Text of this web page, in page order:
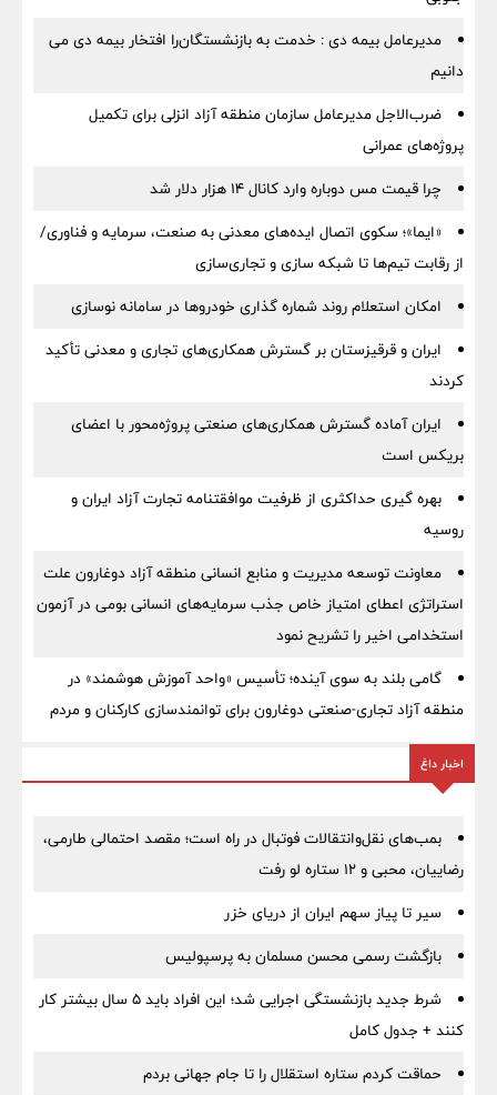
مدیرعامل بیمه دی : خدمت به بازنشستگان‌را افتخار بیمه دی می
دانیم
ضرب‌الاجل مدیرعامل سازمان منطقه آزاد انزلی برای تكمیل
پروژه‌های عمرانی
چرا قیمت مس دوباره وارد کانال ۱۴ هزار دلار شد
«ایما»؛ سکوی اتصال ایده‌های معدنی به صنعت، سرمایه و فناوری/
از رقابت تیم‌ها تا شبکه سازی و تجاری‌سازی
امکان استعلام روند شماره گذاری خودروها در سامانه نوسازی
ایران و قرقیزستان بر گسترش همکاری‌های تجاری و معدنی تأکید
کردند
ایران آماده گسترش همکاری‌های صنعتی پروژه‌محور با اعضای
بریکس است
بهره گیری حداکثری از ظرفیت موافقتنامه تجارت آزاد ایران و
روسیه
معاونت توسعه مدیریت و منابع انسانی منطقه آزاد دوغارون علت
استراتژی اعطای امتیاز خاص جذب سرمایه‌های انسانی بومی در آزمون
استخدامی اخیر را تشریح نمود
گامی بلند به سوی آینده؛ تأسیس «واحد آموزش هوشمند» در
منطقه آزاد تجاری-صنعتی دوغارون برای توانمندسازی کارکنان و مردم
اخبار داغ
بمب‌های نقل‌وانتقالات فوتبال در راه است؛ مقصد احتمالی طارمی،
رضاییان، محبی و ۱۲ ستاره لو رفت
سیر تا پیاز سهم ایران از دریای خزر
بازگشت رسمی محسن مسلمان به پرسپولیس
شرط جدید بازنشستگی اجرایی شد؛ این افراد باید ۵ سال بیشتر کار
کنند + جدول کامل
حماقت کردم ستاره استقلال را تا جام جهانی بردم